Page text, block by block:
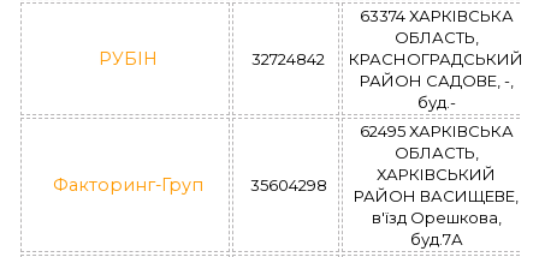
РУБІН 32724842
63374 ХАРКІВСЬКА
ОБЛАСТЬ,
КРАСНОГРАДСЬКИЙ
РАЙОН САДОВЕ, -,
буд.-
Факторинг-Груп 35604298
62495 ХАРКІВСЬКА
ОБЛАСТЬ,
ХАРКІВСЬКИЙ
РАЙОН ВАСИЩЕВЕ,
в'їзд Орешкова,
буд.7А